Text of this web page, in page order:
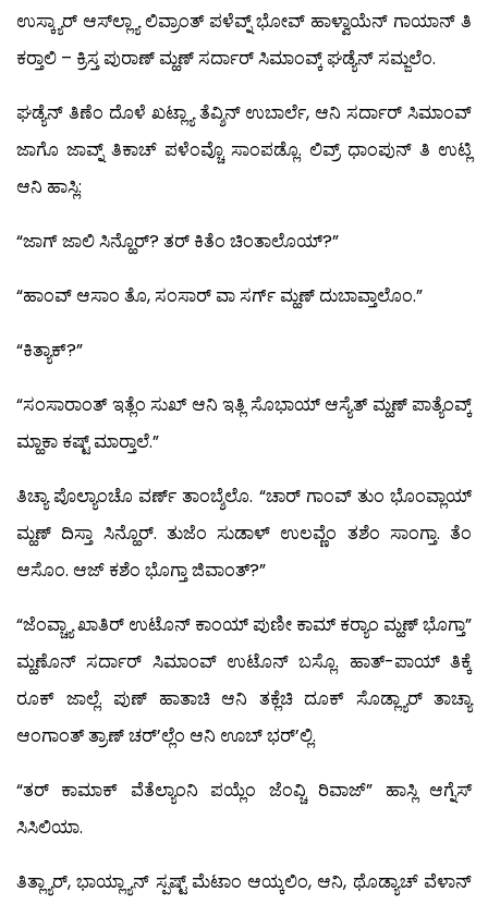
ಉಸ್ಕ್ಯಾರ್ ಆಸ್‍ಲ್ಲ್ಯಾ ಲಿವ್ರಾಂತ್ ಪಳೆವ್ನ್ ಭೋವ್ ಹಾಳ್ವಾಯೆನ್ ಗಾಯಾನ್ ತಿ
ಕರ್‍ತಾಲಿ – ಕ್ರಿಸ್ತ ಪುರಾಣ್ ಮ್ಹಣ್ ಸರ್ದಾರ್ ಸಿಮಾಂವ್ಕ್ ಘಡ್ಯೆನ್ ಸಮ್ಜಲೆಂ.
ಘಡ್ಯೆನ್ ತಿಣೆಂ ದೊಳೆ ಖಟ್ಲ್ಯಾ ತೆವ್ಶಿನ್ ಉಬಾರ್ಲೆ, ಆನಿ ಸರ್ದಾರ್ ಸಿಮಾಂವ್
ಜಾಗೊ ಜಾವ್ನ್ ತಿಕಾಚ್ ಪಳೆಂವ್ಚೊ ಸಾಂಪಡ್ಲೊ. ಲಿವ್ರ್ ಧಾಂಪುನ್ ತಿ ಉಟ್ಲಿ
ಆನಿ ಹಾಸ್ಲಿ:
“ಜಾಗ್ ಜಾಲಿ ಸಿನ್ಹೊರ್? ತರ್ ಕಿತೆಂ ಚಿಂತಾಲೊಯ್?”
“ಹಾಂವ್ ಆಸಾಂ ತೊ, ಸಂಸಾರ್ ವಾ ಸರ್ಗ್ ಮ್ಹಣ್ ದುಬಾವ್ತಾಲೊಂ.”
“ಕಿತ್ಯಾಕ್?”
“ಸಂಸಾರಾಂತ್ ಇತ್ಲೆಂ ಸುಖ್ ಆನಿ ಇತ್ಲಿ ಸೊಭಾಯ್ ಆಸ್ಯೆತ್ ಮ್ಹಣ್ ಪಾತ್ಯೆಂವ್ಕ್
ಮ್ಹಾಕಾ ಕಷ್ಟ್ ಮಾರ್‍ತಾಲೆ.”
ತಿಚ್ಯಾ ಪೊಲ್ಯಾಂಚೊ ವರ್ಣ್ ತಾಂಬ್ಶೆಲೊ. “ಚಾರ್ ಗಾಂವ್ ತುಂ ಭೊಂವ್ಲಾಯ್
ಮ್ಹಣ್ ದಿಸ್ತಾ ಸಿನ್ಹೊರ್. ತುಜೆಂ ಸುಡಾಳ್ ಉಲವ್ಣೆಂ ತಶೆಂ ಸಾಂಗ್ತಾ. ತೆಂ
ಆಸೊಂ. ಆಜ್ ಕಶೆಂ ಭೊಗ್ತಾ ಜಿವಾಂತ್?”
“ಜೆಂವ್ಚ್ಯಾ ಖಾತಿರ್ ಉಟೊನ್ ಕಾಂಯ್ ಪುಣೀ ಕಾಮ್ ಕರ್‍ಯಾಂ ಮ್ಹಣ್ ಭೊಗ್ತಾ”
ಮ್ಹಣೊನ್ ಸರ್ದಾರ್ ಸಿಮಾಂವ್ ಉಟೊನ್ ಬಸ್ಲೊ. ಹಾತ್-ಪಾಯ್ ತಿಕ್ಕೆ
ರೂಕ್ ಜಾಲ್ಲೆ. ಪುಣ್ ಹಾತಾಚಿ ಆನಿ ತಕ್ಲೆಚಿ ದೂಕ್ ಸೊಡ್ಲ್ಯಾರ್ ತಾಚ್ಯಾ
ಆಂಗಾಂತ್ ತ್ರಾಣ್ ಚರ್’ಲ್ಲೆಂ ಆನಿ ಊಬ್ ಭರ್’ಲ್ಲಿ.
“ತರ್ ಕಾಮಾಕ್ ವೆತೆಲ್ಯಾಂನಿ ಪಯ್ಲೆಂ ಜೆಂವ್ಚಿ ರಿವಾಜ್” ಹಾಸ್ಲಿ ಆಗ್ನೆಸ್
ಸಿಸಿಲಿಯಾ.
ತಿತ್ಲ್ಯಾರ್, ಭಾಯ್ಲ್ಯಾನ್ ಸ್ಪಷ್ಟ್ ಮೆಟಾಂ ಆಯ್ಕಲಿಂ, ಆನಿ, ಥೊಡ್ಯಾಚ್ ವೆಳಾನ್